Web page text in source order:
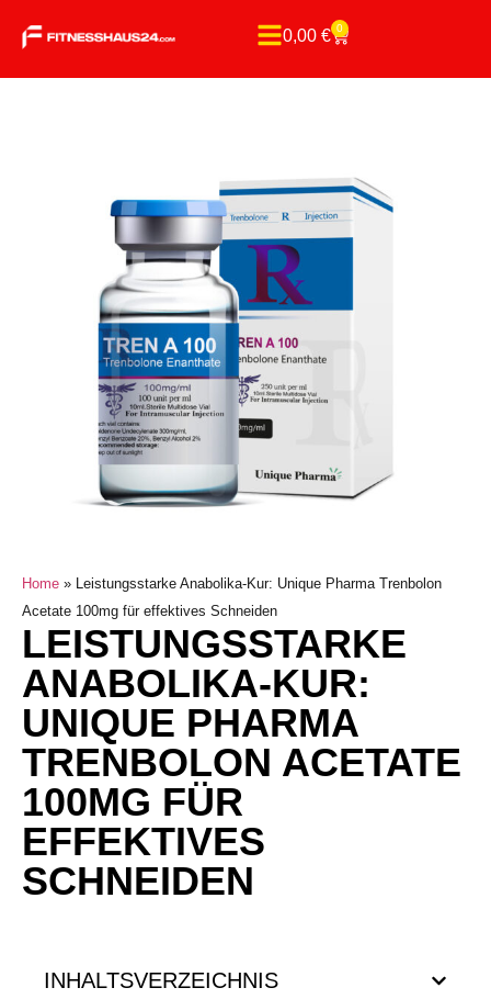
0,00 € 0
Home » Leistungsstarke Anabolika-Kur: Unique Pharma Trenbolon
Acetate 100mg für effektives Schneiden
LEISTUNGSSTARKE
ANABOLIKA-KUR:
UNIQUE PHARMA
TRENBOLON ACETATE
100MG FÜR
EFFEKTIVES
SCHNEIDEN
INHALTSVERZEICHNIS